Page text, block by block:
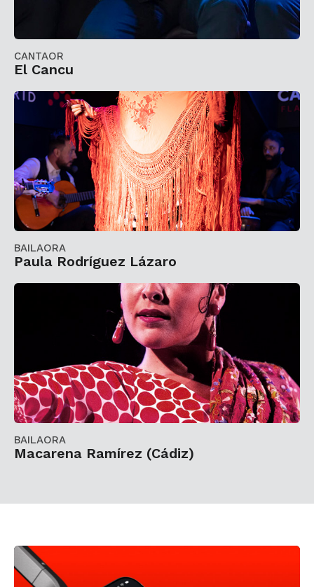
CANTAOR
El Cancu
BAILAORA
Paula Rodríguez Lázaro
BAILAORA
Macarena Ramírez (Cádiz)